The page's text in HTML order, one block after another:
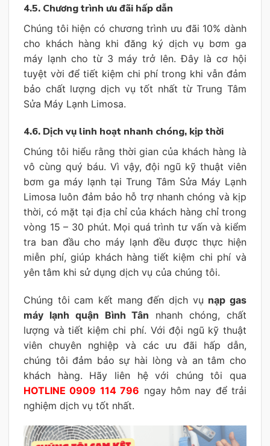
4.5. Chương trình ưu đãi hấp dẫn
Chúng tôi hiện có chương trình ưu đãi 10% dành
cho khách hàng khi đăng ký dịch vụ bơm ga
máy lạnh cho từ 3 máy trở lên. Đây là cơ hội
tuyệt vời để tiết kiệm chi phí trong khi vẫn đảm
bảo chất lượng dịch vụ tốt nhất từ Trung Tâm
Sửa Máy Lạnh Limosa.
4.6. Dịch vụ linh hoạt nhanh chóng, kịp thời
Chúng tôi hiểu rằng thời gian của khách hàng là
vô cùng quý báu. Vì vậy, đội ngũ kỹ thuật viên
bơm ga máy lạnh tại Trung Tâm Sửa Máy Lạnh
Limosa luôn đảm bảo hỗ trợ nhanh chóng và kịp
thời, có mặt tại địa chỉ của khách hàng chỉ trong
vòng 15 – 30 phút. Mọi quá trình tư vấn và kiểm
tra ban đầu cho máy lạnh đều được thực hiện
miễn phí, giúp khách hàng tiết kiệm chi phí và
yên tâm khi sử dụng dịch vụ của chúng tôi.
Chúng tôi cam kết mang đến dịch vụ nạp gas
máy lạnh quận Bình Tân nhanh chóng, chất
lượng và tiết kiệm chi phí. Với đội ngũ kỹ thuật
viên chuyên nghiệp và các ưu đãi hấp dẫn,
chúng tôi đảm bảo sự hài lòng và an tâm cho
khách hàng. Hãy liên hệ với chúng tôi qua
HOTLINE 0909 114 796 ngay hôm nay để trải
nghiệm dịch vụ tốt nhất.